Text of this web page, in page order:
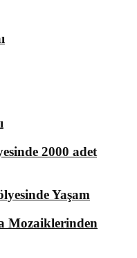
2000 adet
Yaşam
Mozaiklerinden